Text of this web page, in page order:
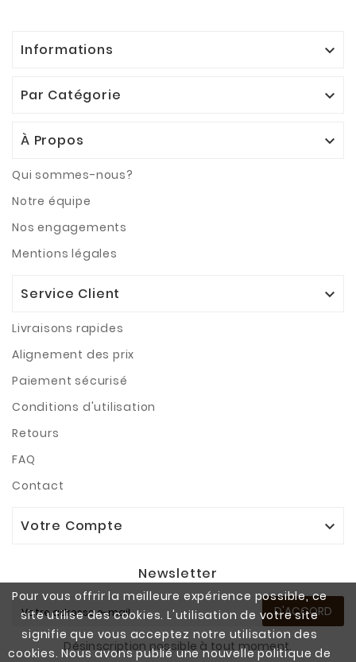
Pour vous offrir la meilleure expérience possible, ce
site utilise des cookies. L'utilisation de votre site
signifie que vous acceptez notre utilisation des
cookies. Nous avons publié une nouvelle politique de
Informations 
Par Catégorie 
À Propos 
Qui sommes-nous?
Notre équipe
Nos engagements
Mentions légales
Service Client 
Livraisons rapides
Alignement des prix
Paiement sécurisé
Conditions d'utilisation
Retours
FAQ
Contact
Votre Compte 
Newsletter
D'ACCORD
Désinscription possible à tout moment.